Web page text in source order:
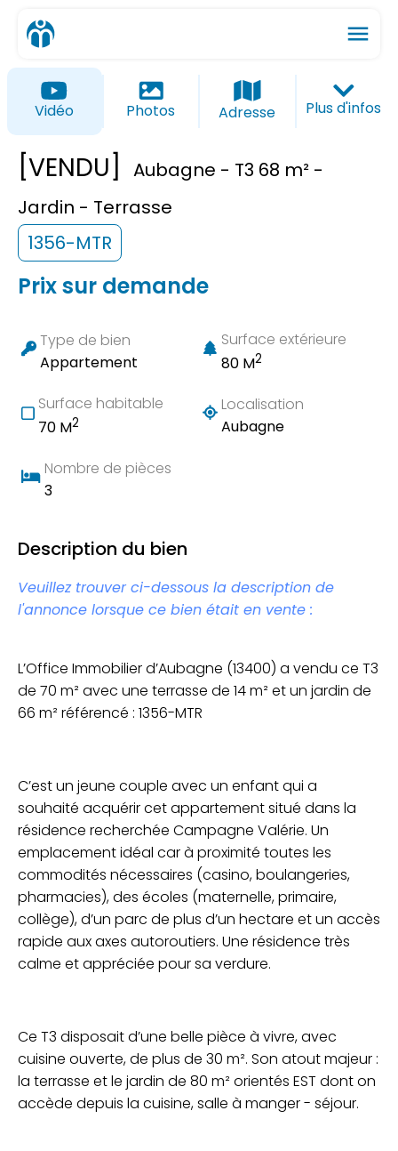
menu
ios_share
Vidéo Photos Adresse Plus d'infos
[VENDU]
Aubagne - T3 68 m² -
Jardin - Terrasse
1356-MTR
Prix sur demande
Type de bien
Appartement
Surface extérieure
80 M2
Surface habitable
70 M2
Localisation
Aubagne
Nombre de pièces
3
Description du bien
Veuillez trouver ci-dessous la description de
l'annonce lorsque ce bien était en vente :
L’Office Immobilier d’Aubagne (13400) a vendu ce T3
de 70 m² avec une terrasse de 14 m² et un jardin de
66 m² référencé : 1356-MTR
C’est un jeune couple avec un enfant qui a
souhaité acquérir cet appartement situé dans la
résidence recherchée Campagne Valérie. Un
emplacement idéal car à proximité toutes les
commodités nécessaires (casino, boulangeries,
pharmacies), des écoles (maternelle, primaire,
collège), d’un parc de plus d’un hectare et un accès
rapide aux axes autoroutiers. Une résidence très
calme et appréciée pour sa verdure.
Ce T3 disposait d’une belle pièce à vivre, avec
cuisine ouverte, de plus de 30 m². Son atout majeur :
la terrasse et le jardin de 80 m² orientés EST dont on
accède depuis la cuisine, salle à manger - séjour.